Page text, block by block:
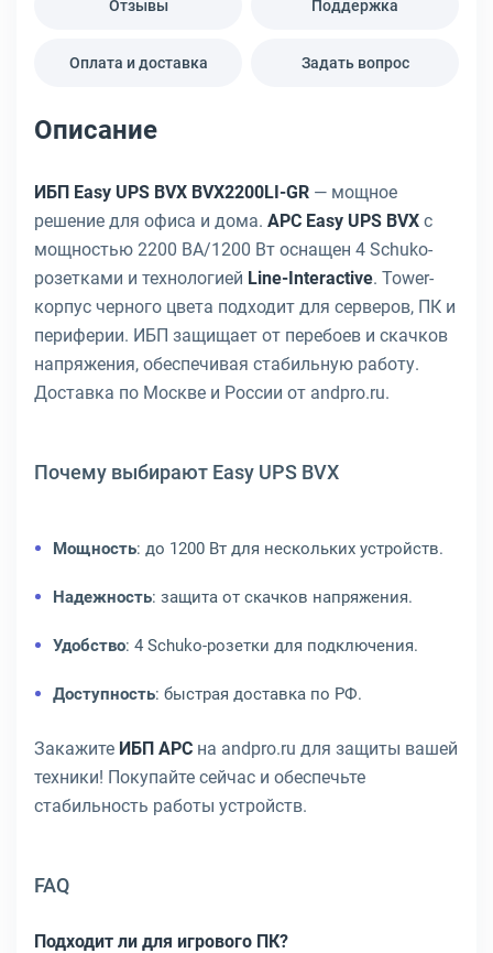
Отзывы Поддержка
Оплата и доставка Задать вопрос
Описание
ИБП Easy UPS BVX BVX2200LI-GR — мощное
решение для офиса и дома. APC Easy UPS BVX с
мощностью 2200 ВА/1200 Вт оснащен 4 Schuko-
розетками и технологией Line-Interactive. Tower-
корпус черного цвета подходит для серверов, ПК и
периферии. ИБП защищает от перебоев и скачков
напряжения, обеспечивая стабильную работу.
Доставка по Москве и России от andpro.ru.
Почему выбирают Easy UPS BVX
Мощность: до 1200 Вт для нескольких устройств.
Надежность: защита от скачков напряжения.
Удобство: 4 Schuko-розетки для подключения.
Доступность: быстрая доставка по РФ.
Закажите ИБП APC на andpro.ru для защиты вашей
техники! Покупайте сейчас и обеспечьте
стабильность работы устройств.
FAQ
Подходит ли для игрового ПК?